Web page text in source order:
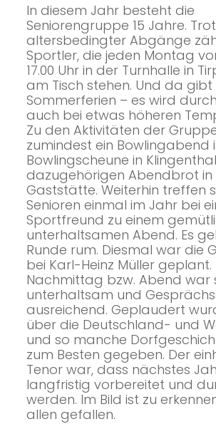
In diesem Jahr besteht die
Seniorengruppe 15 Jahre.
altersbedingter Abgänge
Sportler, die jeden Montag
17.00 Uhr in der Turnhalle in
am Tisch stehen. Und da gibt
Sommerferien – es wird
auch bei etwas höheren
Zu den Aktivitäten der
zumindest ein Bowlingabend
Bowlingscheune in
dazugehörigen Abendbrot in
Gaststätte. Weiterhin treffen
Senioren einmal im Jahr bei
Sportfreund zu einem
unterhaltsamen Abend. Es
Runde rum. Diesmal war die
bei Karl-Heinz Müller geplant.
Nachmittag bzw. Abend war
unterhaltsam und
ausreichend. Geplaudert
über die Deutschland- und
und so manche
zum Besten gegeben. Der
Tenor war, dass nächstes
langfristig vorbereitet und
werden. Im Bild ist zu
allen gefallen.